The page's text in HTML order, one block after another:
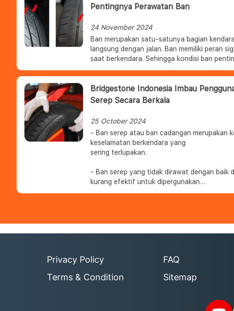
Pentingnya Perawatan Ban
24 November 2024
Ban merupakan satu-satunya bagian
langsung dengan jalan. Ban memiliki peran
saat berkendara. Sehingga kondisi ban
Bridgestone Indonesia Imbau
Serep Secara Berkala
25 October 2024
- Ban serep atau ban cadangan merupakan
keselamatan berkendara yang
sering terlupakan.
- Ban serep yang tidak dirawat dengan baik
kurang efektif untuk dipergunakan
Privacy Policy
Terms & Condition
FAQ
Sitemap